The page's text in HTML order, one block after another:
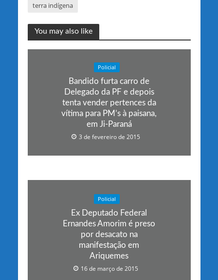
terra indígena
You may also like
Policial
Bandido furta carro de
Delegado da PF e depois
tenta vender pertences da
vítima para PM’s à paisana,
em Ji-Paraná
3 de fevereiro de 2015
Policial
Ex Deputado Federal
Ernandes Amorim é preso
por desacato na
manifestação em
Ariquemes
16 de março de 2015